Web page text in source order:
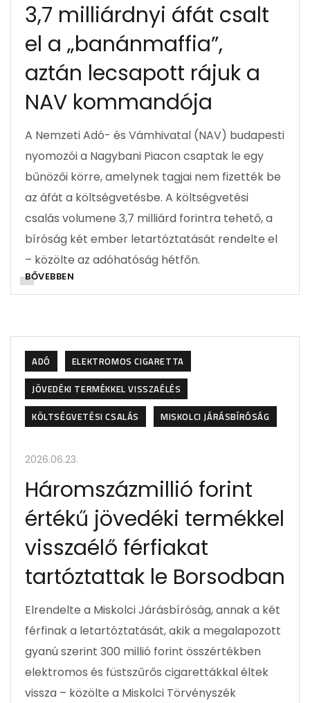
3,7 milliárdnyi áfát csalt
el a „banánmaffia”,
aztán lecsapott rájuk a
NAV kommandója
A Nemzeti Adó- és Vámhivatal (NAV) budapesti
nyomozói a Nagybani Piacon csaptak le egy
bűnözői körre, amelynek tagjai nem fizették be
az áfát a költségvetésbe. A költségvetési
csalás volumene 3,7 milliárd forintra tehető, a
bíróság két ember letartóztatását rendelte el
– közölte az adóhatóság hétfőn.
BŐVEBBEN
ADÓ
ELEKTROMOS CIGARETTA
JÖVEDÉKI TERMÉKKEL VISSZAÉLÉS
KÖLTSÉGVETÉSI CSALÁS
MISKOLCI JÁRÁSBÍRÓSÁG
2026.06.23.
Háromszázmillió forint
értékű jövedéki termékkel
visszaélő férfiakat
tartóztattak le Borsodban
Elrendelte a Miskolci Járásbíróság, annak a két
férfinak a letartóztatását, akik a megalapozott
gyanú szerint 300 millió forint összértékben
elektromos és füstszűrős cigarettákkal éltek
vissza – közölte a Miskolci Törvényszék